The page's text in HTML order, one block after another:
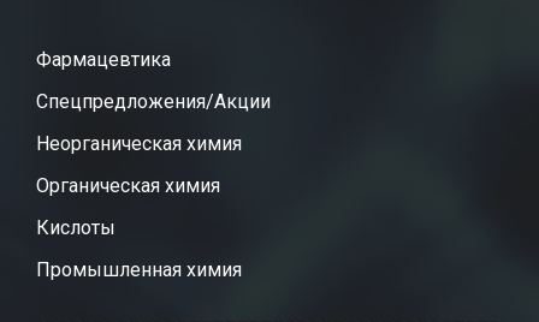
Фармацевтика
Спецпредложения/Акции
Неорганическая химия
Органическая химия
Кислоты
Промышленная химия